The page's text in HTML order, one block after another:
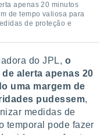
apenas 20 minutos
de tempo valiosa para
de proteção e
do JPL, o
alerta apenas 20
uma margem de
pudessem,
medidas de
temporal pode fazer